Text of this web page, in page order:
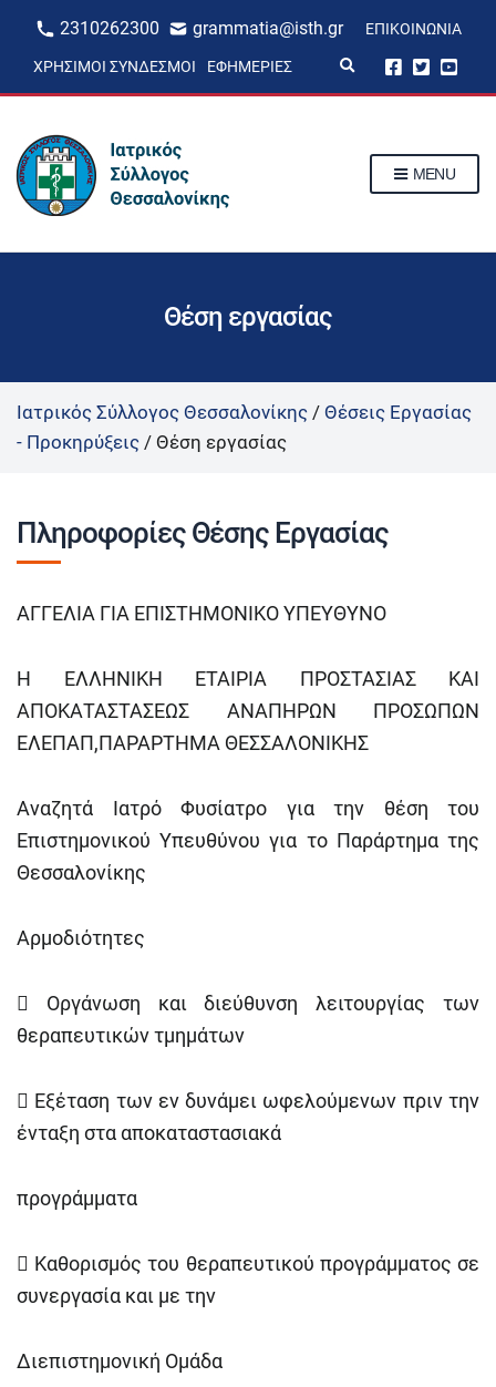
2310262300 grammatia@isth.gr ΕΠΙΚΟΙΝΩΝΊΑ
ΧΡΉΣΙΜΟΙ ΣΎΝΔΕΣΜΟΙ ΕΦΗΜΕΡΊΕΣ
p
MENU
Θέση εργασίας
Ιατρικός Σύλλογος Θεσσαλονίκης / Θέσεις Εργασίας
- Προκηρύξεις / Θέση εργασίας
Πληροφορίες Θέσης Εργασίας
ΑΓΓΕΛΙΑ ΓΙΑ ΕΠΙΣΤΗΜΟΝΙΚΟ ΥΠΕΥΘΥΝΟ
Η ΕΛΛΗΝΙΚΗ ΕΤΑΙΡΙΑ ΠΡΟΣΤΑΣΙΑΣ ΚΑΙ
ΑΠΟΚΑΤΑΣΤΑΣΕΩΣ ΑΝΑΠΗΡΩΝ ΠΡΟΣΩΠΩΝ
ΕΛΕΠΑΠ,ΠΑΡΑΡΤΗΜΑ ΘΕΣΣΑΛΟΝΙΚΗΣ
Αναζητά Ιατρό Φυσίατρο για την θέση του
Επιστημονικού Υπευθύνου για το Παράρτημα της
Θεσσαλονίκης
Αρμοδιότητες
 Οργάνωση και διεύθυνση λειτουργίας των
θεραπευτικών τμημάτων
 Εξέταση των εν δυνάμει ωφελούμενων πριν την
ένταξη στα αποκαταστασιακά
προγράμματα
 Καθορισμός του θεραπευτικού προγράμματος σε
συνεργασία και με την
Διεπιστημονική Ομάδα